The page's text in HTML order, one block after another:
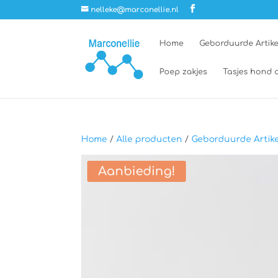
nelleke@marconellie.nl
Home Geborduurde
Poep zakjes Tasjes hond
Home /Alle producten / Geborduurde
Aanbieding!